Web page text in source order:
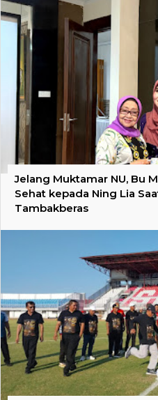
Jelang Muktamar NU, Bu
Sehat kepada Ning Lia
Tambakberas